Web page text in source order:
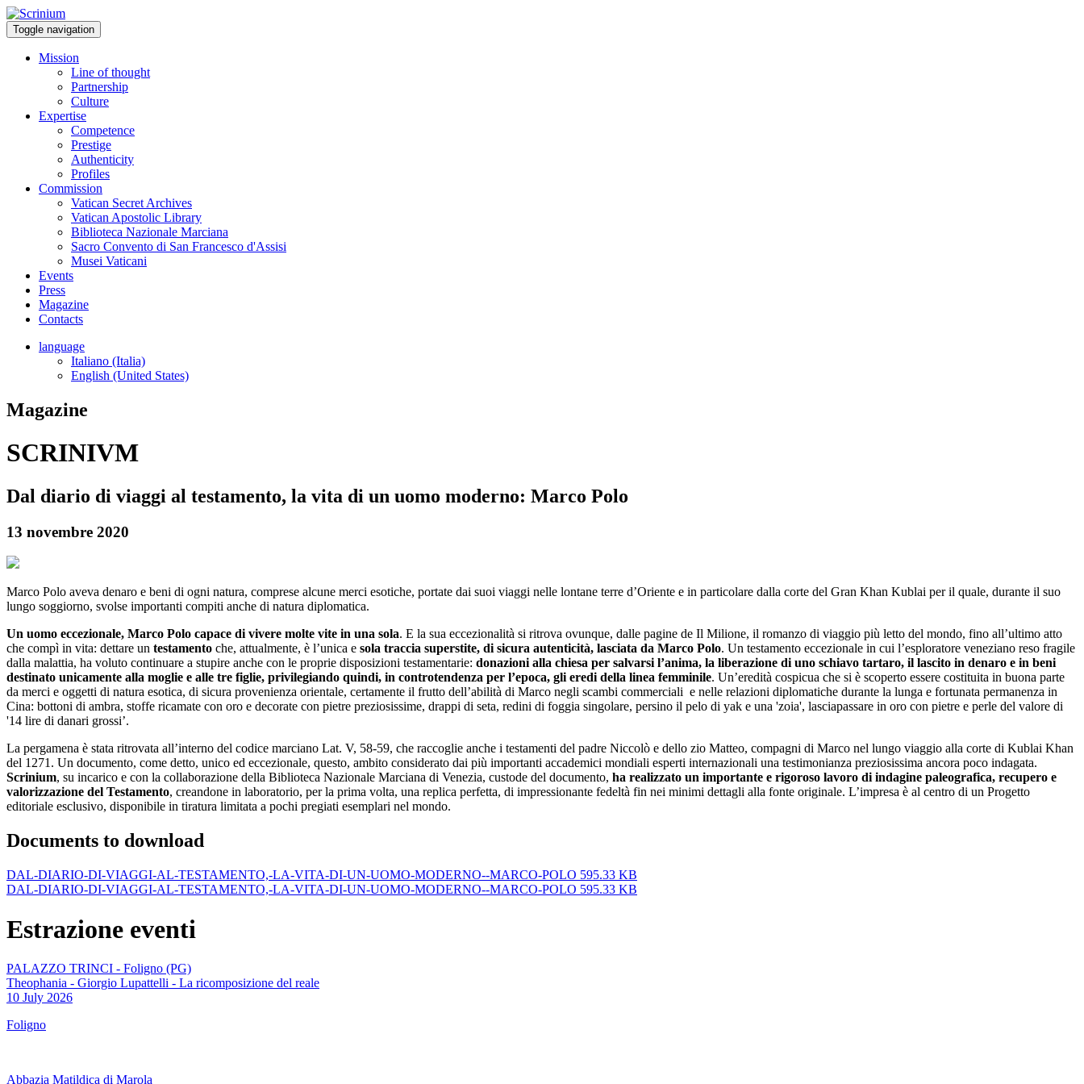
Toggle navigation
Mission
Line of thought
Partnership
Culture
Expertise
Competence
Prestige
Authenticity
Profiles
Commission
Vatican Secret Archives
Vatican Apostolic Library
Biblioteca Nazionale Marciana
Sacro Convento di San Francesco d'Assisi
Musei Vaticani
Events
Press
Magazine
Contacts
language
Italiano (Italia)
English (United States)
Magazine
SCRINIVM
Dal diario di viaggi al testamento, la vita di un uomo moderno: Marco Polo
13 novembre 2020
Marco Polo aveva denaro e beni di ogni natura, comprese alcune merci esotiche, portate dai suoi viaggi nelle lontane terre d’Oriente e in particolare dalla corte del Gran Khan Kublai per il quale, durante il suo
lungo soggiorno, svolse importanti compiti anche di natura diplomatica.
Un uomo eccezionale, Marco Polo capace di vivere molte vite in una sola. E la sua eccezionalità si ritrova ovunque, dalle pagine de Il Milione, il romanzo di viaggio più letto del mondo, fino all’ultimo atto
che compì in vita: dettare un testamento che, attualmente, è l’unica e sola traccia superstite, di sicura autenticità, lasciata da Marco Polo. Un testamento eccezionale in cui l’esploratore veneziano reso fragile
dalla malattia, ha voluto continuare a stupire anche con le proprie disposizioni testamentarie: donazioni alla chiesa per salvarsi l’anima, la liberazione di uno schiavo tartaro, il lascito in denaro e in beni
destinato unicamente alla moglie e alle tre figlie, privilegiando quindi, in controtendenza per l’epoca, gli eredi della linea femminile. Un’eredità cospicua che si è scoperto essere costituita in buona parte
da merci e oggetti di natura esotica, di sicura provenienza orientale, certamente il frutto dell’abilità di Marco negli scambi commerciali e nelle relazioni diplomatiche durante la lunga e fortunata permanenza in
Cina: bottoni di ambra, stoffe ricamate con oro e decorate con pietre preziosissime, drappi di seta, redini di foggia singolare, persino il pelo di yak e una 'zoia', lasciapassare in oro con pietre e perle del valore di
'14 lire di danari grossi’.
La pergamena è stata ritrovata all’interno del codice marciano Lat. V, 58-59, che raccoglie anche i testamenti del padre Niccolò e dello zio Matteo, compagni di Marco nel lungo viaggio alla corte di Kublai Khan
del 1271. Un documento, come detto, unico ed eccezionale, questo, ambito considerato dai più importanti accademici mondiali esperti internazionali una testimonianza preziosissima ancora poco indagata.
Scrinium, su incarico e con la collaborazione della Biblioteca Nazionale Marciana di Venezia, custode del documento, ha realizzato un importante e rigoroso lavoro di indagine paleografica, recupero e
valorizzazione del Testamento, creandone in laboratorio, per la prima volta, una replica perfetta, di impressionante fedeltà fin nei minimi dettagli alla fonte originale. L’impresa è al centro di un Progetto
editoriale esclusivo, disponibile in tiratura limitata a pochi pregiati esemplari nel mondo.
Documents to download
DAL-DIARIO-DI-VIAGGI-AL-TESTAMENTO,-LA-VITA-DI-UN-UOMO-MODERNO--MARCO-POLO 595.33 KB
DAL-DIARIO-DI-VIAGGI-AL-TESTAMENTO,-LA-VITA-DI-UN-UOMO-MODERNO--MARCO-POLO 595.33 KB
Estrazione eventi
PALAZZO TRINCI - Foligno (PG)
Theophania - Giorgio Lupattelli - La ricomposizione del reale
10 July 2026
Foligno
Abbazia Matildica di Marola